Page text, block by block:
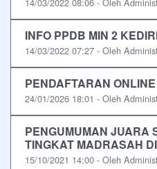
INFO PPDB MIN 2
14/03/2022 07:27 - Oleh
PENDAFTARAN
24/01/2026 18:01 - Oleh
PENGUMUMAN JUARA
TINGKAT MADRASAH
15/10/2021 14:00 - Oleh